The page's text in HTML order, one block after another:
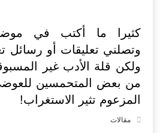
كثيرا ما أكتب في
وتصلني تعليقات أو رسائل
ولكن قلة الأدب غير
من بعض المتحمسين
المزعوم تثير الاستغراب!
مقالات